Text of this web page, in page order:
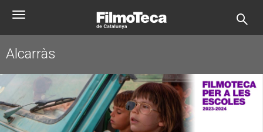
Toggle
Alcarràs